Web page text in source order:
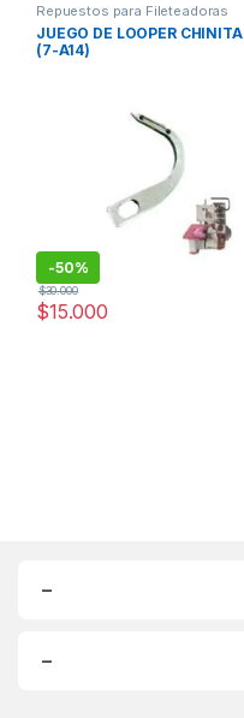
Repuestos para Fileteadoras
industriales
JUEGO DE LOOPER CHINITA
(7-A14)
-50%
$15.000
$30.000
–
–